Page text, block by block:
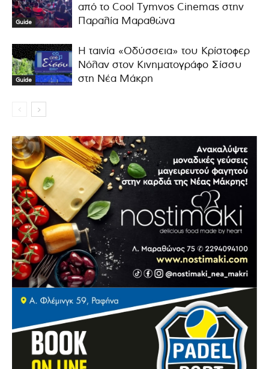
Guide
από το Cool Tymvos Cinemas στην
Παραλία Μαραθώνα
Guide
Η ταινία «Οδύσσεια» του Κρίστοφερ
Νόλαν στον Κινηματογράφο Σίσσυ
στη Νέα Μάκρη